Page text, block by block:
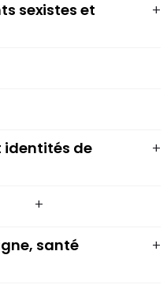
sexistes et
identités de
santé